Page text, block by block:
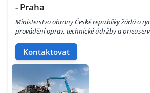
- Praha
Ministerstvo obrany České republiky žádá o
provádění oprav, technické údržby a
Kontaktovat